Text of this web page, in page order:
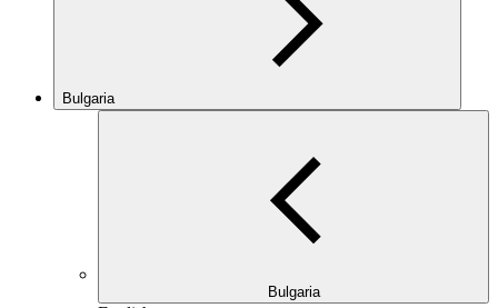
Bulgaria
Bulgaria